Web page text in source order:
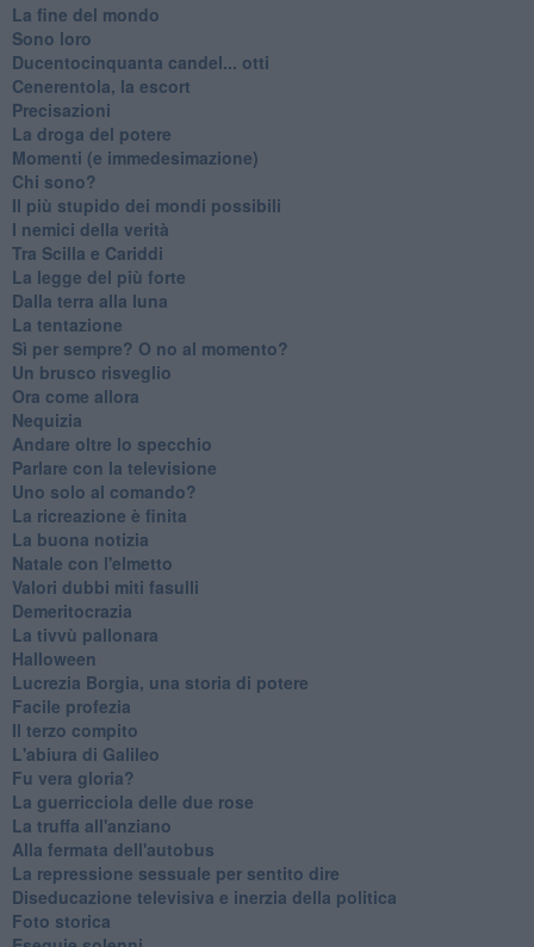
La fine del mondo
Sono loro
Ducentocinquanta candel... otti
Cenerentola, la escort
Precisazioni
La droga del potere
Momenti (e immedesimazione)
Chi sono?
Il più stupido dei mondi possibili
I nemici della verità
Tra Scilla e Cariddi
La legge del più forte
Dalla terra alla luna
La tentazione
​Sì per sempre? O no al momento?
Un brusco risveglio
Ora come allora
Nequizia
Andare oltre lo specchio
Parlare con la televisione
Uno solo al comando?
La ricreazione è finita
La buona notizia
Natale con l'elmetto
Valori dubbi miti fasulli
Demeritocrazia
La tivvù pallonara
Halloween
​Lucrezia Borgia, una storia di potere
Facile profezia
Il terzo compito
L'abiura di Galileo
Fu vera gloria?
La guerricciola delle due rose
La truffa all'anziano
Alla fermata dell'autobus
La repressione sessuale per sentito dire
Diseducazione televisiva e inerzia della politica
Foto storica